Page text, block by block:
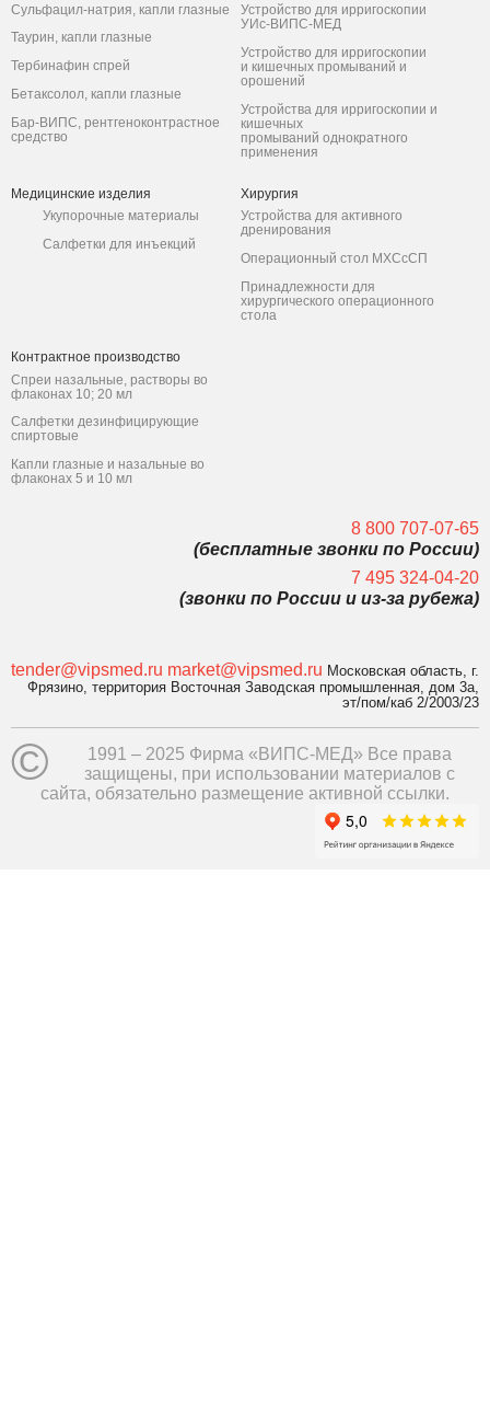
Сульфацил-натрия, капли глазные
Таурин, капли глазные
Тербинафин спрей
Бетаксолол, капли глазные
Бар-ВИПС, рентгеноконтрастное
средство
Устройство для ирригоскопии
УИс-ВИПС-МЕД
Устройство для ирригоскопии
и кишечных промываний и
орошений
Устройства для ирригоскопии и
кишечных
промываний однократного
применения
Медицинские изделия
Укупорочные материалы
Салфетки для инъекций
Хирургия
Устройства для активного
дренирования
Операционный стол МХСсСП
Принадлежности для
хирургического операционного
стола
Контрактное производство
Спреи назальные, растворы во
флаконах 10; 20 мл
Салфетки дезинфицирующие
спиртовые
Капли глазные и назальные во
флаконах 5 и 10 мл
8 800 707-07-65
(бесплатные звонки по России)
7 495 324-04-20
(звонки по России и из-за рубежа)
tender@vipsmed.ru market@vipsmed.ru Московская область, г.
Фрязино, территория Восточная Заводская промышленная, дом 3а,
эт/пом/каб 2/2003/23
©
1991 – 2025 Фирма «ВИПС-МЕД» Все права
защищены, при использовании материалов с
сайта, обязательно размещение активной ссылки.